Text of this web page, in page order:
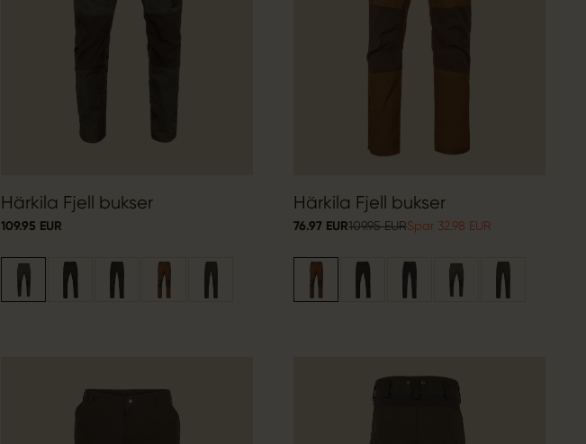
Härkila Fjell bukser
109.95 EUR
Härkila Fjell bukser
76.97 EUR109.95 EURSpar 32.98 EUR